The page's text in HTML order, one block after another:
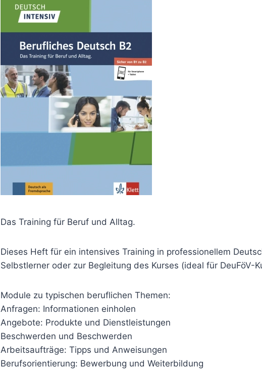
Das Training für Beruf und Alltag.
Dieses Heft für ein intensives Training in professionellem
Selbstlerner oder zur Begleitung des Kurses (ideal für DeuFöV-
Module zu typischen beruflichen Themen:
Anfragen: Informationen einholen
Angebote: Produkte und Dienstleistungen
Beschwerden und Beschwerden
Arbeitsaufträge: Tipps und Anweisungen
Berufsorientierung: Bewerbung und Weiterbildung